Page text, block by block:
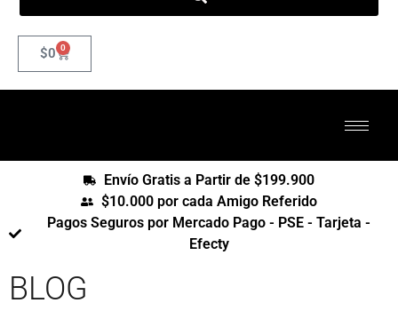
$0 0
Envío Gratis a Partir de $199.900
$10.000 por cada Amigo Referido
Pagos Seguros por Mercado Pago - PSE - Tarjeta -
Efecty
BLOG